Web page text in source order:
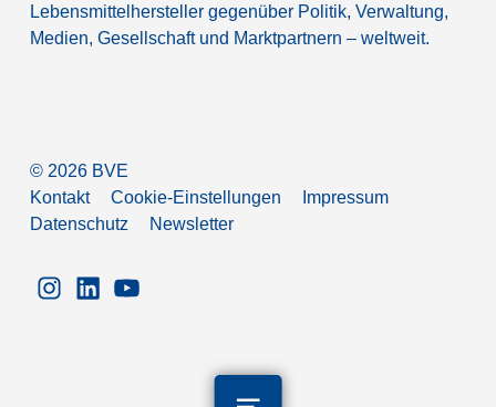
Lebensmittelhersteller gegenüber Politik, Verwaltung,
Medien, Gesellschaft und Marktpartnern – weltweit.
© 2026BVE
Kontakt
Cookie-Einstellungen
Impressum
Datenschutz
Newsletter